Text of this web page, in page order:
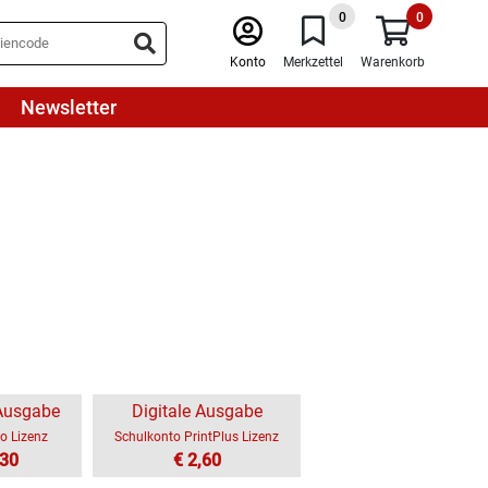
Konto
0
Merkzettel
0
Warenkorb
Newsletter
Lizenz
Digitale Ausgabe
Schulkonto PrintPlus Lizenz
€ 2,60